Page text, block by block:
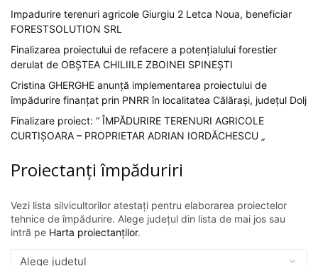
Impadurire terenuri agricole Giurgiu 2 Letca Noua, beneficiar
FORESTSOLUTION SRL
Finalizarea proiectului de refacere a potențialului forestier
derulat de OBȘTEA CHILIILE ZBOINEI SPINEȘTI
Cristina GHERGHE anunță implementarea proiectului de
împădurire finanțat prin PNRR în localitatea Călărași, județul Dolj
Finalizare proiect: ” ÎMPĂDURIRE TERENURI AGRICOLE
CURTIȘOARA – PROPRIETAR ADRIAN IORDĂCHESCU „
Proiectanți împăduriri
Vezi lista silvicultorilor atestați pentru elaborarea proiectelor
tehnice de împădurire. Alege județul din lista de mai jos sau
intră pe Harta proiectanților.